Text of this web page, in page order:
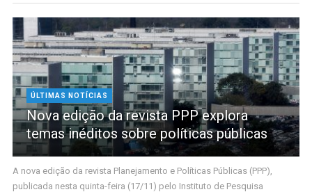
ÚLTIMAS NOTÍCIAS
Nova edição da revista PPP explora
temas inéditos sobre políticas públicas
A nova edição da revista Planejamento e Políticas Públicas (PPP),
publicada nesta quinta-feira (17/11) pelo Instituto de Pesquisa